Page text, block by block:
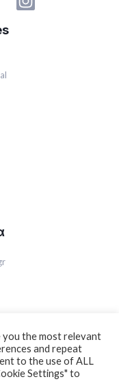
Α. Παπανδρέου
you the most relevant
and repeat
to the use of ALL
Settings" to